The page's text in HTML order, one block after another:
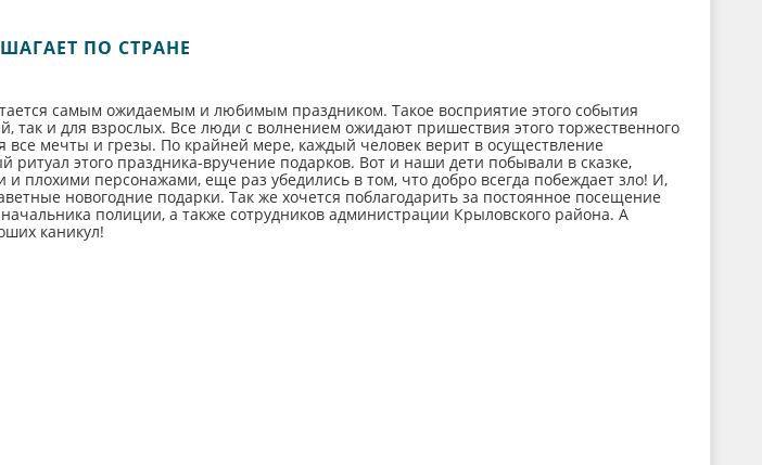
ПО СТРАНЕ
самым ожидаемым и любимым праздником. Такое восприятие этого события
так и для взрослых. Все люди с волнением ожидают пришествия этого торжественного
все мечты и грезы. По крайней мере, каждый человек верит в осуществление
ритуал этого праздника-вручение подарков. Вот и наши дети побывали в сказке,
и плохими персонажами, еще раз убедились в том, что добро всегда побеждает зло! И,
новогодние подарки. Так же хочется поблагодарить за постоянное посещение
полиции, а также сотрудников администрации Крыловского района. А
каникул!